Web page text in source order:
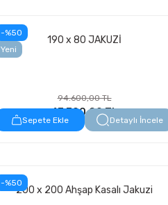
-%50
Yeni
190 x 80 JAKUZİ
94.600,00 TL
47.300,00 TL
Sepete Ekle Detaylı İncele
-%50
200 x 200 Ahşap Kasalı Jakuzi